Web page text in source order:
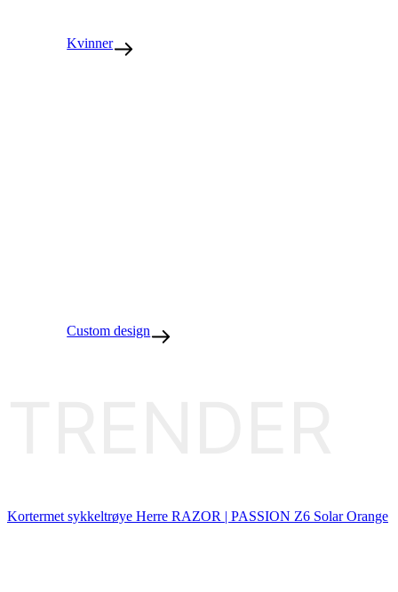
Kvinner
Custom design
Kortermet sykkeltrøye Herre RAZOR | PASSION Z6 Solar Orange